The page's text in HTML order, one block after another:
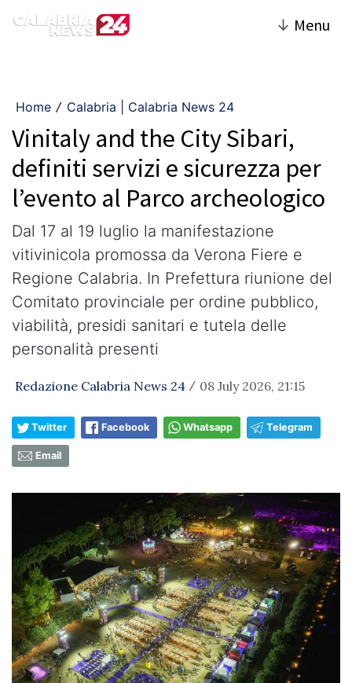
↓ Menu
Home / Calabria | Calabria News 24
Vinitaly and the City Sibari,
definiti servizi e sicurezza per
l’evento al Parco archeologico
Dal 17 al 19 luglio la manifestazione
vitivinicola promossa da Verona Fiere e
Regione Calabria. In Prefettura riunione del
Comitato provinciale per ordine pubblico,
viabilità, presidi sanitari e tutela delle
personalità presenti
Redazione Calabria News 24 / 08 July 2026, 21:15
Twitter Facebook Whatsapp Telegram
Email